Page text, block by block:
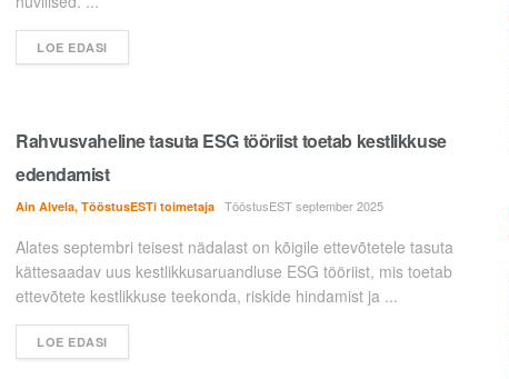
LOE EDASI
Rahvusvaheline tasuta ESG tööriist toetab kestlikkuse
edendamist
Ain Alvela, TööstusESTi toimetaja TööstusEST september 2025
Alates septembri teisest nädalast on kõigile ettevõtetele tasuta
kättesaadav uus kestlikkusaruandluse ESG tööriist, mis toetab
ettevõtete kestlikkuse teekonda, riskide hindamist ja ...
LOE EDASI